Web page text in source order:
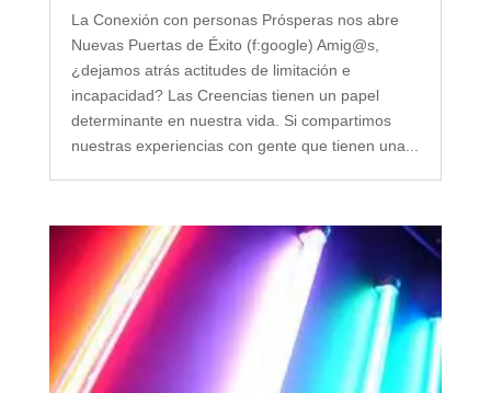
La Conexión con personas Prósperas nos abre
Nuevas Puertas de Éxito (f:google) Amig@s,
¿dejamos atrás actitudes de limitación e
incapacidad? Las Creencias tienen un papel
determinante en nuestra vida. Si compartimos
nuestras experiencias con gente que tienen una...